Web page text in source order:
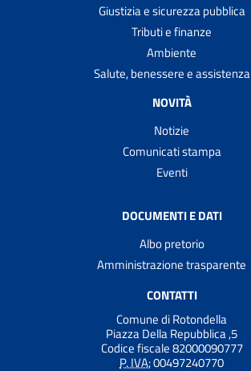
Giustizia e sicurezza pubblica
Tributi e finanze
Ambiente
Salute, benessere e assistenza
NOVITÀ
Notizie
Comunicati stampa
Eventi
DOCUMENTI E DATI
Albo pretorio
Amministrazione trasparente
CONTATTI
Comune di Rotondella
Piazza Della Repubblica ,5
Codice fiscale 82000090777
P. IVA:00497240770